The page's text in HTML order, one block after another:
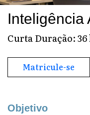
Inteligência
Curta Duração: 36
Matricule-se
Objetivo